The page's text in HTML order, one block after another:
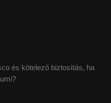
és kötelező biztosítás, ha